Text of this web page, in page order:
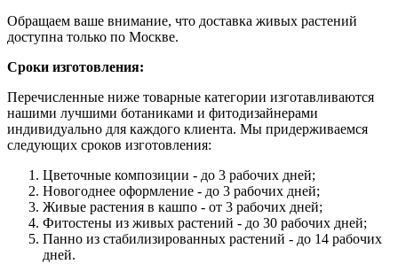
Обращаем ваше внимание, что доставка живых растений
доступна только по Москве.
Сроки изготовления:
Перечисленные ниже товарные категории изготавливаются
нашими лучшими ботаниками и фитодизайнерами
индивидуально для каждого клиента. Мы придерживаемся
следующих сроков изготовления:
Цветочные композиции - до 3 рабочих дней;
Новогоднее оформление - до 3 рабочих дней;
Живые растения в кашпо - от 3 рабочих дней;
Фитостены из живых растений - до 30 рабочих дней;
Панно из стабилизированных растений - до 14 рабочих
дней.